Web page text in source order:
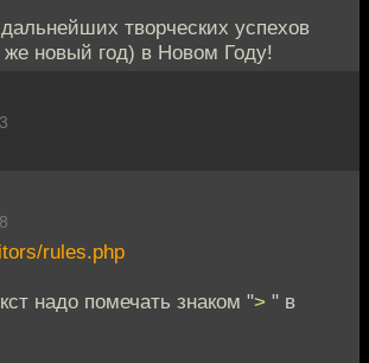
творческих успехов
же новый год) в Новом Году!
rules.php
надо помечать знаком "> " в